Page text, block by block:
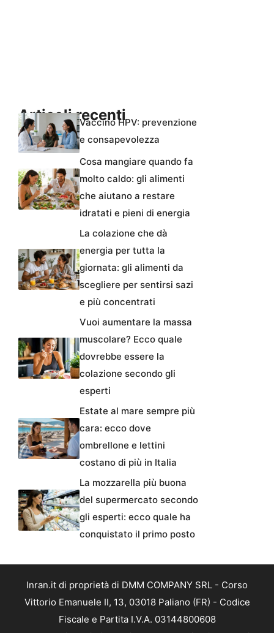
Articoli recentiVaccino HPV: prevenzione
e consapevolezza
Cosa mangiare quando fa
molto caldo: gli alimenti
che aiutano a restare
idratati e pieni di energia
La colazione che dà
energia per tutta la
giornata: gli alimenti da
scegliere per sentirsi sazi
e più concentrati
Vuoi aumentare la massa
muscolare? Ecco quale
dovrebbe essere la
colazione secondo gli
esperti
Estate al mare sempre più
cara: ecco dove
ombrellone e lettini
costano di più in Italia
La mozzarella più buona
del supermercato secondo
gli esperti: ecco quale ha
conquistato il primo posto
Inran.it di proprietà di DMM COMPANY SRL - Corso
Vittorio Emanuele II, 13, 03018 Paliano (FR) - Codice
Fiscale e Partita I.V.A. 03144800608